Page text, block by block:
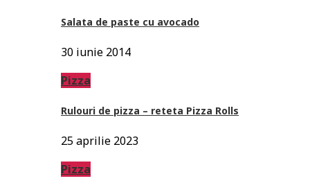
Salata de paste cu avocado
30 iunie 2014
Pizza
Rulouri de pizza – reteta Pizza Rolls
25 aprilie 2023
Pizza